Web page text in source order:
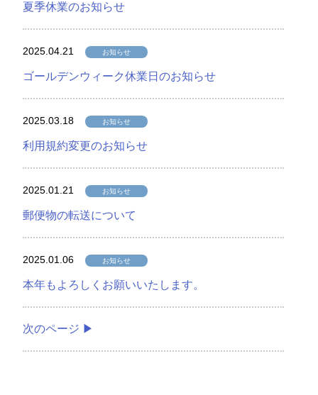
夏季休業のお知らせ
2025.04.21 お知らせ
ゴールデンウィーク休業日のお知らせ
2025.03.18 お知らせ
利用規約変更のお知らせ
2025.01.21 お知らせ
郵便物の転送について
2025.01.06 お知らせ
本年もよろしくお願いいたします。
次のページ ▶